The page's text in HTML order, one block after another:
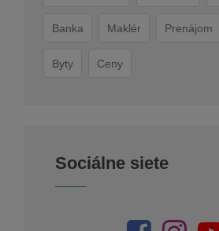
Banka Maklér Prenájom
Byty Ceny
Sociálne siete